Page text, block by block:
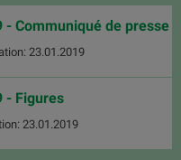
- Communiqué de presse
23.01.2019
- Figures
23.01.2019